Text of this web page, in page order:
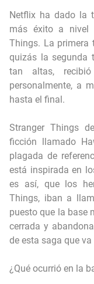
Netflix ha dado la
más éxito a nivel
Things. La primera
quizás la segunda
tan altas,
personalmente, a
hasta el final.
Stranger Things
ficción llamado
plagada de
está inspirada en
es así, que los
Things, iban a
puesto que la base
cerrada y
de esta saga que
¿Qué ocurrió en la